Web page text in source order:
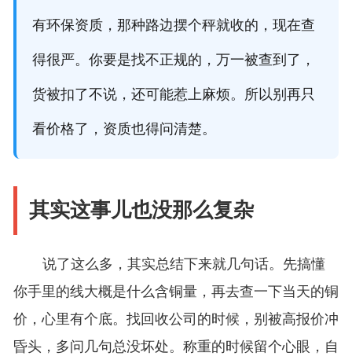
有环保资质，那种路边摆个秤就收的，现在查
得很严。你要是找不正规的，万一被查到了，
货被扣了不说，还可能惹上麻烦。所以别再只
看价格了，资质也得问清楚。
其实这事儿也没那么复杂
说了这么多，其实总结下来就几句话。先搞懂
你手里的线大概是什么含铜量，再去查一下当天的铜
价，心里有个底。找回收公司的时候，别被高报价冲
昏头，多问几句总没坏处。称重的时候留个心眼，自